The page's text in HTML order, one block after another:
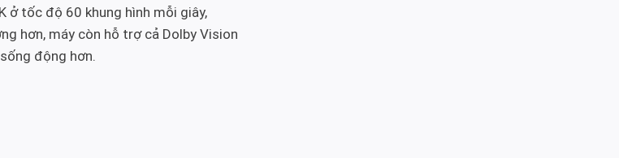
ở tốc độ 60 khung hình mỗi giây,
hơn, máy còn hỗ trợ cả Dolby Vision
động hơn.